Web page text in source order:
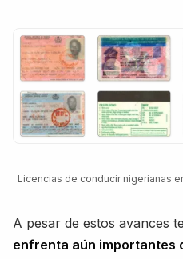
Licencias de conducir nigerianas
A pesar de estos avances
enfrenta aún importantes